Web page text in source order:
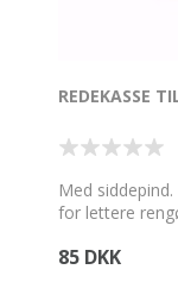
REDEKASSE
Med
for lettere
85 DKK